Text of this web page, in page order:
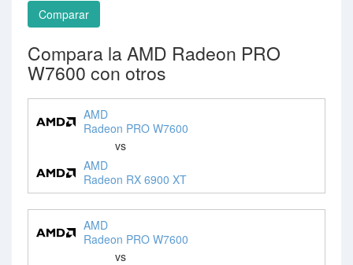
Comparar
Compara la AMD Radeon PRO
W7600 con otros
AMD
Radeon PRO W7600
vs
AMD
Radeon RX 6900 XT
AMD
Radeon PRO W7600
vs